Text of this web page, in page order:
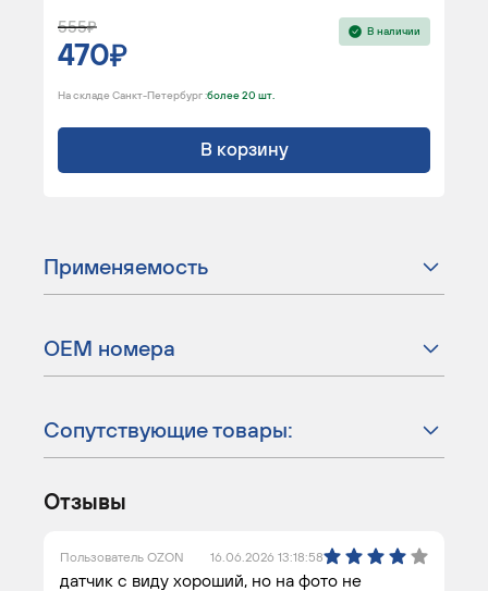
555
470
В наличии
На складе Санкт-Петербург :более 20 шт.
В корзину
Применяемость
ОЕМ номера
Сопутствующие товары:
Отзывы
Пользователь OZON 16.06.2026 13:18:58
датчик с виду хороший, но на фото не